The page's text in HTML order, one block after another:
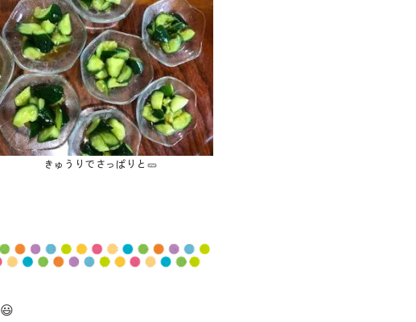
きゅうりでさっぱりと🥒
😃